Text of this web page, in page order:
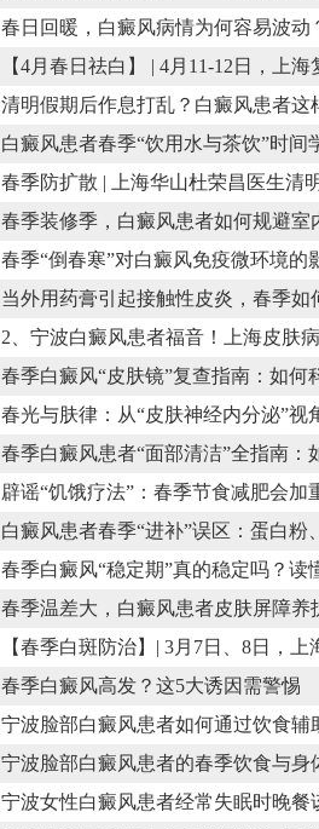
春日回暖，白癜风病情为何容易波
【4月春日祛白】 | 4月11-12日，上
清明假期后作息打乱？白癜风患者
白癜风患者春季“饮用水与茶饮”时
春季防扩散 | 上海华山杜荣昌医生清
春季装修季，白癜风患者如何规避
春季“倒春寒”对白癜风免疫微环境的
当外用药膏引起接触性皮炎，春季如
2、宁波白癜风患者福音！上海皮肤
春季白癜风“皮肤镜”复查指南：如何
春光与肤律：从“皮肤神经内分泌”
春季白癜风患者“面部清洁”全指南：
辟谣“饥饿疗法”：春季节食减肥会加
白癜风患者春季“进补”误区：蛋白粉
春季白癜风“稳定期”真的稳定吗？读
春季温差大，白癜风患者皮肤屏障养
【春季白斑防治】| 3月7日、8日，
春季白癜风高发？这5大诱因需警惕
宁波脸部白癜风患者如何通过饮食辅
宁波脸部白癜风患者的春季饮食与身
宁波女性白癜风患者经常失眠时晚餐